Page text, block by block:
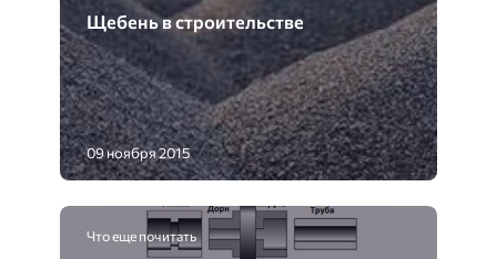
Щебень в строительстве
09 ноября 2015
Что еще почитать